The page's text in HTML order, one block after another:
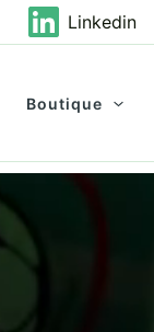
Linkedin
Boutique